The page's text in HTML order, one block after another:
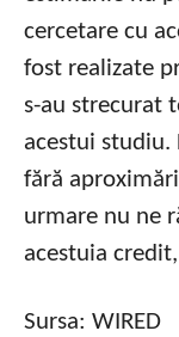
cercetare cu
fost realizate
s-au strecurat
acestui
fără
urmare nu ne
acestuia
Sursa: WIRED